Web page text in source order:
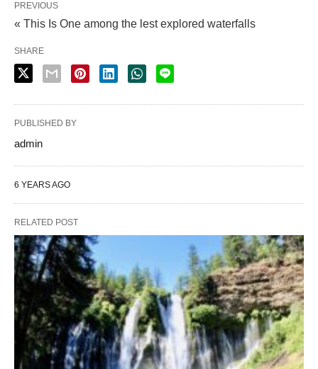
PREVIOUS
« This Is One among the lest explored waterfalls
SHARE
PUBLISHED BY
admin
6 YEARS AGO
RELATED POST